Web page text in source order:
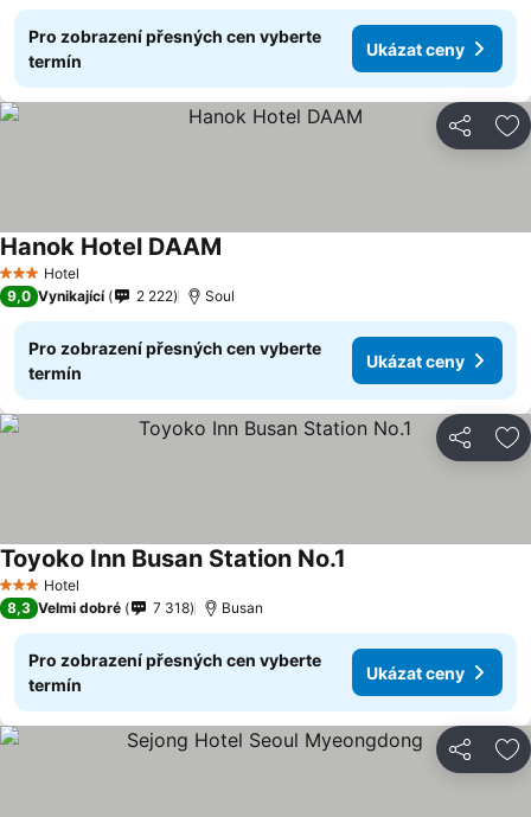
Pro zobrazení přesných cen vyberte
termín
Ukázat ceny
Sdílet
3 Počet hvězdiček
Hotel
Hanok Hotel DAAM
9,0 Vynikající 2 222 Soul
Pro zobrazení přesných cen vyberte
termín
Ukázat ceny
Sdílet
3 Počet hvězdiček
Hotel
Toyoko Inn Busan Station No.1
8,3 Velmi dobré 7 318 Busan
Pro zobrazení přesných cen vyberte
termín
Ukázat ceny
Sdílet